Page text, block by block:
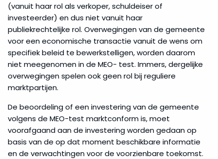
(vanuit haar rol als verkoper, schuldeiser of
investeerder) en dus niet vanuit haar
publiekrechtelijke rol. Overwegingen van de gemeente
voor een economische transactie vanuit de wens om
specifiek beleid te bewerkstelligen, worden daarom
niet meegenomen in de MEO- test. Immers, dergelijke
overwegingen spelen ook geen rol bij reguliere
marktpartijen.
De beoordeling of een investering van de gemeente
volgens de MEO-test marktconform is, moet
voorafgaand aan de investering worden gedaan op
basis van de op dat moment beschikbare informatie
en de verwachtingen voor de voorzienbare toekomst.